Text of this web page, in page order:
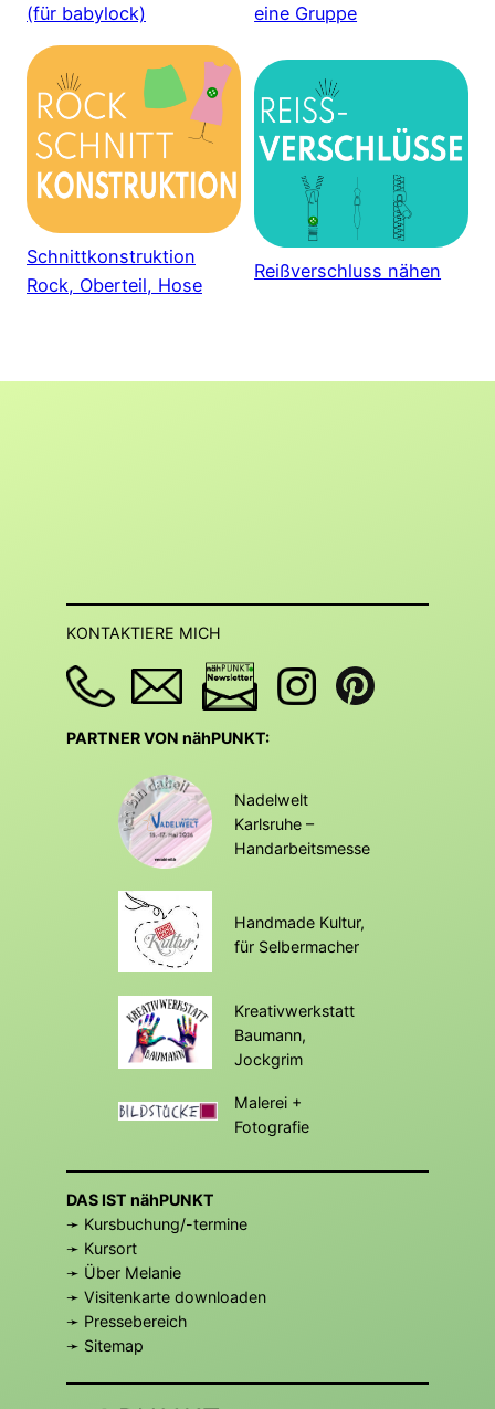
(für babylock)
eine Gruppe
Schnittkonstruktion
Rock, Oberteil, Hose
Reißverschluss nähen
KONTAKTIERE MICH
PARTNER VON nähPUNKT:
Nadelwelt
Karlsruhe –
Handarbeitsmesse
Handmade Kultur,
für Selbermacher
Kreativwerkstatt
Baumann,
Jockgrim
Malerei +
Fotografie
DAS IST nähPUNKT
➛ Kursbuchung/-termine
➛ Kursort
➛ Über Melanie
➛ Visitenkarte downloaden
➛ Pressebereich
➛ Sitemap